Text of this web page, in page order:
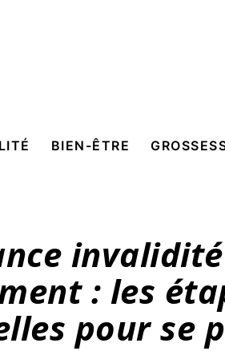
BIEN-ÊTRE
: les
pour se